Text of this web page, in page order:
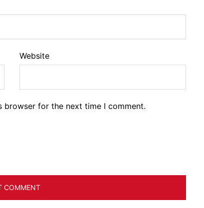
Website
browser for the next time I comment.